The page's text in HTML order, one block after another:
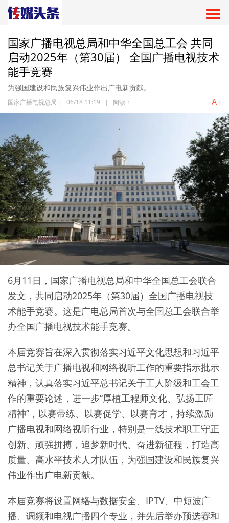
国家广播电视总局和中华全国总工会 共同
启动2025年（第30届） 全国广播电视技术
能手竞赛
为强国建设和民族复兴伟业作出广电新贡献。
国家广播电视总局 | 06/18 11:19 | 阅读： A+
6月11日，国家广播电视总局和中华全国总工会联合
发文，共同启动2025年（第30届）全国广播电视技
术能手竞赛。这是广电总局首次与全国总工会联合举
办全国广播电视技术能手竞赛。
本届竞赛旨在深入贯彻落实习近平文化思想和习近平
总书记关于广播电视和网络视听工作的重要指示批示
精神，认真落实习近平总书记关于工人阶级和工会工
作的重要论述，进一步“厚植工程师文化、弘扬工匠
精神”，以赛带练、以赛促学、以赛育才，持续激励
广播电视和网络视听行业，特别是一线技术职工守正
创新、顽强拼搏，追梦新时代、奋进新征程，打造高
质量、高水平技术人才队伍，为强国建设和民族复兴
伟业作出广电新贡献。
本届竞赛将设置网络与数据安全、IPTV、中短波广
播、调频和电视广播四个专业，并先后举办预选赛和